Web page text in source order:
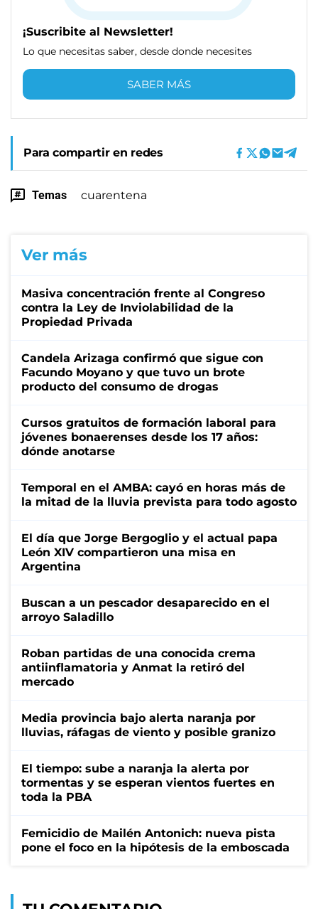
¡Suscribite al Newsletter!
Lo que necesitas saber, desde donde necesites
SABER MÁS
Para compartir en redes
Temas cuarentena
Ver más
Masiva concentración frente al Congreso
contra la Ley de Inviolabilidad de la
Propiedad Privada
Candela Arizaga confirmó que sigue con
Facundo Moyano y que tuvo un brote
producto del consumo de drogas
Cursos gratuitos de formación laboral para
jóvenes bonaerenses desde los 17 años:
dónde anotarse
Temporal en el AMBA: cayó en horas más de
la mitad de la lluvia prevista para todo agosto
El día que Jorge Bergoglio y el actual papa
León XIV compartieron una misa en
Argentina
Buscan a un pescador desaparecido en el
arroyo Saladillo
Roban partidas de una conocida crema
antiinflamatoria y Anmat la retiró del
mercado
Media provincia bajo alerta naranja por
lluvias, ráfagas de viento y posible granizo
El tiempo: sube a naranja la alerta por
tormentas y se esperan vientos fuertes en
toda la PBA
Femicidio de Mailén Antonich: nueva pista
pone el foco en la hipótesis de la emboscada